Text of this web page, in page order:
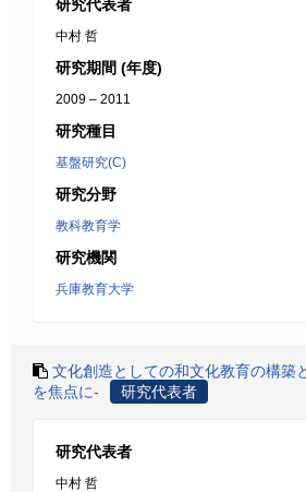
研究代表者
中村 哲
研究期間 (年度)
2009 – 2011
研究種目
基盤研究(C)
研究分野
教科教育学
研究機関
兵庫教育大学
文化創造としての和文化教育の構築
を焦点に-
研究代表者
研究代表者
中村 哲